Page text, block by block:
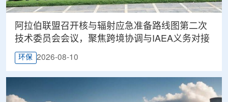
阿拉伯联盟召开核与辐射应急准备路线图第二次
技术委员会会议，聚焦跨境协调与IAEA义务对接
环保 2026-08-10